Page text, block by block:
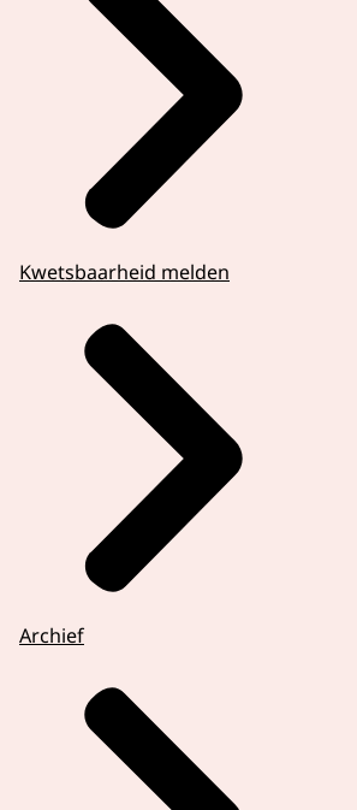
Kwetsbaarheid melden
Archief